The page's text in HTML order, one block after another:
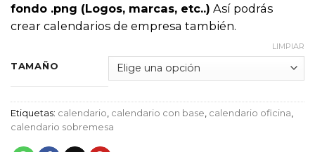
fondo .png (Logos, marcas, etc..) Así podrás
crear calendarios de empresa también.
TAMAÑO
LIMPIAR
Etiquetas: calendario calendario con base calendario oficina
calendario sobremesa